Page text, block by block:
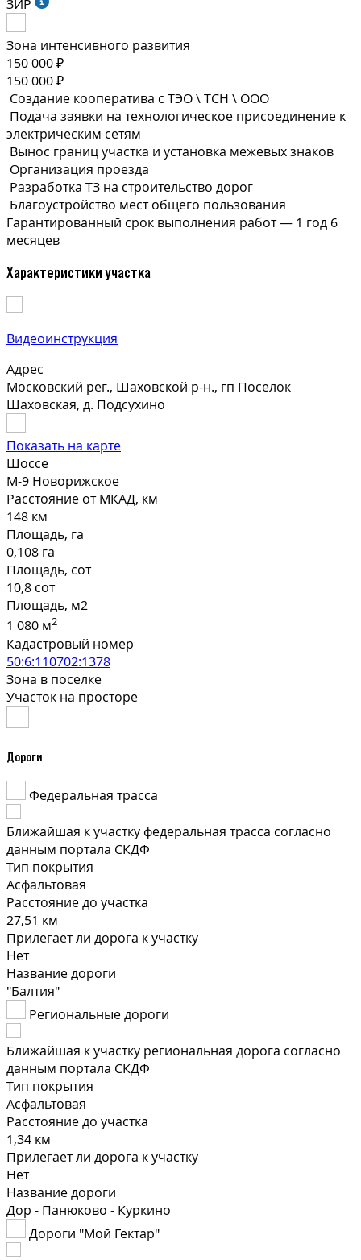
ЗИР
Зона интенсивного развития
150 000 ₽
150 000 ₽
Создание кооператива с ТЭО \ ТСН \ ООО
Подача заявки на технологическое присоединение к
электрическим сетям
Вынос границ участка и установка межевых знаков
Организация проезда
Разработка ТЗ на строительство дорог
Благоустройство мест общего пользования
Гарантированный срок выполнения работ — 1 год 6
месяцев
Характеристики участка
Видеоинструкция
Адрес
Московский рег., Шаховской р-н., гп Поселок
Шаховская, д. Подсухино
Показать на карте
Шоссе
М-9 Новорижское
Расстояние от МКАД, км
148 км
Площадь, га
0,108 га
Площадь, сот
10,8 сот
Площадь, м2
1 080 м2
Кадастровый номер
50:6:110702:1378
Зона в поселке
Участок на просторе
Дороги
Федеральная трасса
Ближайшая к участку федеральная трасса согласно
данным портала СКДФ
Тип покрытия
Асфальтовая
Расстояние до участка
27,51 км
Прилегает ли дорога к участку
Нет
Название дороги
"Балтия"
Региональные дороги
Ближайшая к участку региональная дорога согласно
данным портала СКДФ
Тип покрытия
Асфальтовая
Расстояние до участка
1,34 км
Прилегает ли дорога к участку
Нет
Название дороги
Дор - Панюково - Куркино
Дороги "Мой Гектар"